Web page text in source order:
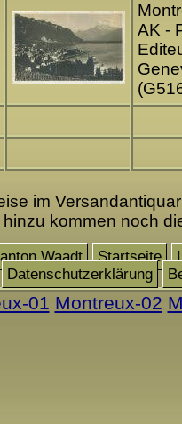
AK -
im
hinzu kommen noch
Waadt Startseite
Datenschutzerklärung
01 Montreux-02